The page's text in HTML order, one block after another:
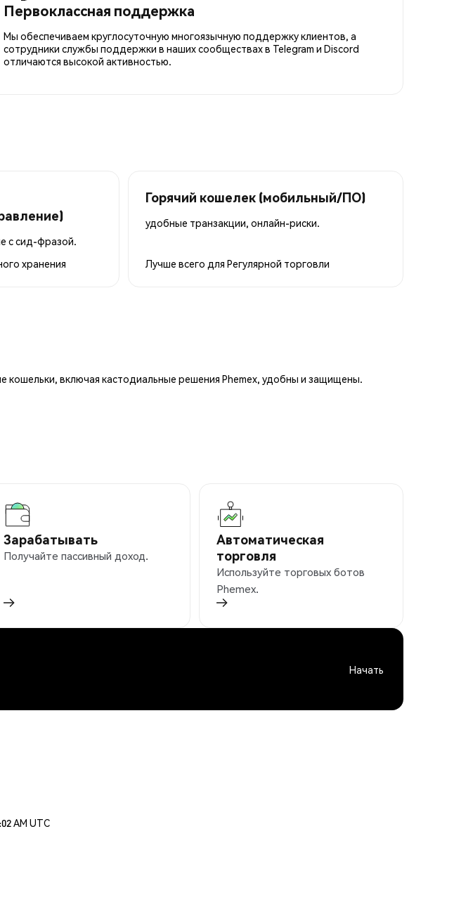
Первоклассная поддержка
Мы обеспечиваем круглосуточную многоязычную поддержку клиентов, а
сотрудники службы поддержки в наших сообществах в Telegram и Discord
отличаются высокой активностью.
с сид-фразой.
хранения
Горячий кошелек (мобильный/ПО)
удобные транзакции, онлайн-риски.
Лучше всего для Регулярной торговли
включая кастодиальные решения Phemex, удобны и защищены.
Зарабатывать
Получайте пассивный доход.
Автоматическая
торговля
Используйте торговых ботов
Phemex.
Начать
AM UTC